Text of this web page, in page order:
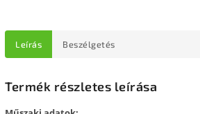
Leírás Beszélgetés
Termék részletes leírása